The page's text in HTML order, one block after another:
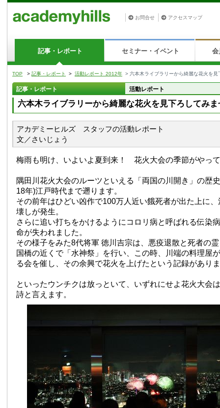
お問合せ アクセスマップ
記事・レポート セミナー・イベント 会
TOP > 記事・レポート > 活動レポート 2012年 > 六本木ライブラリーから綺麗な花火を見
記事・レポート 活動レポート
六本木ライブラリーから綺麗な花火を見下ろしてみ
アカデミーヒルズ スタッフの活動レポート
文／さいじょう
梅雨も明け、いよいよ夏到来！ 花火大会の季節がやっ
隅田川花火大会のルーツといえる「両国の川開き」の歴
18年)江戸時代まで遡ります。
その前年はひどい凶作で100万人近い餓死者が出た上に
壊しが発生。
さらに追い打ちをかけるようにコロリ病と呼ばれる伝染
命が失われました。
その様子をみた8代将軍 徳川吉宗は、悪疫退散と死者の
国橋の近くで「水神祭」を行い、この時、川端の料理屋
る会を催し、その余興で花火を上げたという記録があり
といったウンチクは放っといて、いずれにせよ花火大会
詩と言えます。